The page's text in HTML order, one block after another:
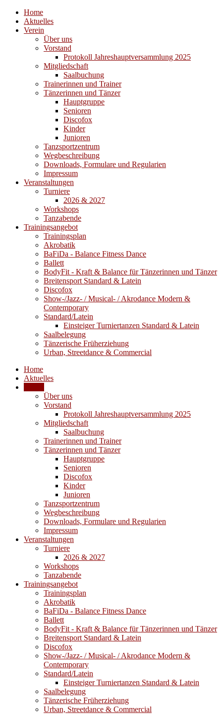
Home
Aktuelles
Verein
Über uns
Vorstand
Protokoll Jahreshauptversammlung 2025
Mitgliedschaft
Saalbuchung
Trainerinnen und Trainer
Tänzerinnen und Tänzer
Hauptgruppe
Senioren
Discofox
Kinder
Junioren
Tanzsportzentrum
Wegbeschreibung
Downloads, Formulare und Regularien
Impressum
Veranstaltungen
Turniere
2026 & 2027
Workshops
Tanzabende
Trainingsangebot
Trainingsplan
Akrobatik
BaFiDa - Balance Fitness Dance
Ballett
BodyFit - Kraft & Balance für Tänzerinnen und Tänzer
Breitensport Standard & Latein
Discofox
Show-/Jazz- / Musical- / Akrodance Modern &
Contemporary
Standard/Latein
Einsteiger Turniertanzen Standard & Latein
Saalbelegung
Tänzerische Früherziehung
Urban, Streetdance & Commercial
Home
Aktuelles
Über uns
Vorstand
Protokoll Jahreshauptversammlung 2025
Mitgliedschaft
Saalbuchung
Trainerinnen und Trainer
Tänzerinnen und Tänzer
Hauptgruppe
Senioren
Discofox
Kinder
Junioren
Tanzsportzentrum
Wegbeschreibung
Downloads, Formulare und Regularien
Impressum
Veranstaltungen
Turniere
2026 & 2027
Workshops
Tanzabende
Trainingsangebot
Trainingsplan
Akrobatik
BaFiDa - Balance Fitness Dance
Ballett
BodyFit - Kraft & Balance für Tänzerinnen und Tänzer
Breitensport Standard & Latein
Discofox
Show-/Jazz- / Musical- / Akrodance Modern &
Contemporary
Standard/Latein
Einsteiger Turniertanzen Standard & Latein
Saalbelegung
Tänzerische Früherziehung
Urban, Streetdance & Commercial